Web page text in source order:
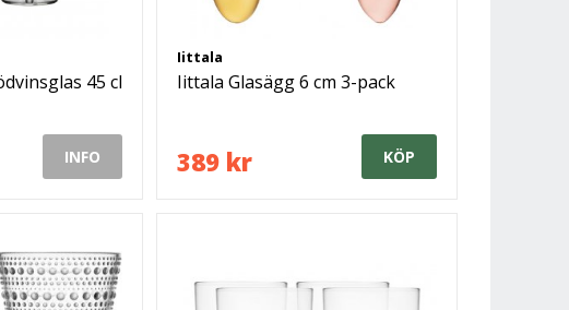
45 cl
INFO
Iittala
Iittala Glasägg 6 cm 3-pack
389 kr KÖP